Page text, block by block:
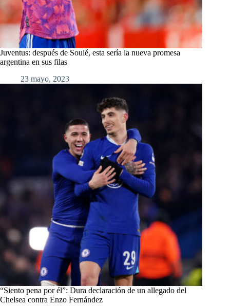
Juventus: después de Soulé, esta sería la nueva promesa
argentina en sus filas
23 mayo, 2023
“Siento pena por él”: Dura declaración de un allegado del
Chelsea contra Enzo Fernández